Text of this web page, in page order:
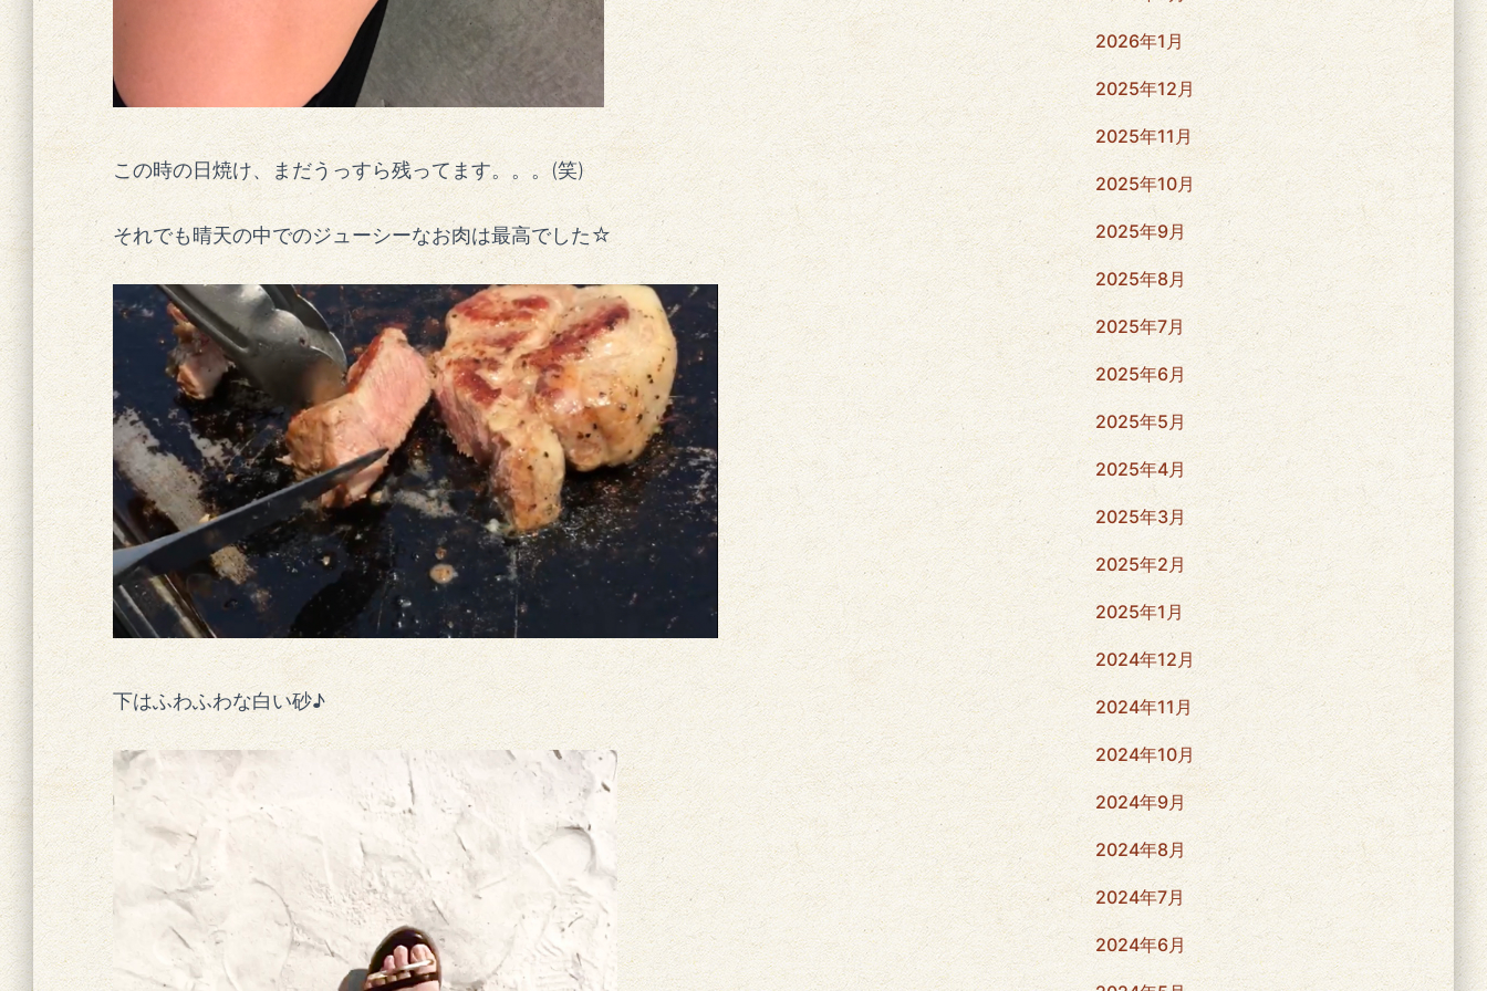
この時の日焼け、まだうっすら残ってます。。。(笑)
それでも晴天の中でのジューシーなお肉は最高でした☆
下はふわふわな白い砂♪
2026年1月
2025年12月
2025年11月
2025年10月
2025年9月
2025年8月
2025年7月
2025年6月
2025年5月
2025年4月
2025年3月
2025年2月
2025年1月
2024年12月
2024年11月
2024年10月
2024年9月
2024年8月
2024年7月
2024年6月